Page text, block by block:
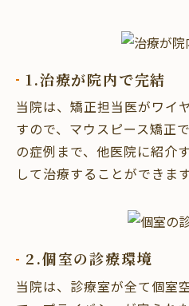
1.治療が院内で完結
当院は、矯正担当医がワイ
すので、マウスピース矯正
の症例まで、他医院に紹介
して治療することができます
2.個室の診療環境
当院は、診療室が全て個室